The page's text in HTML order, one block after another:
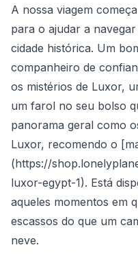
A nossa viagem
para o ajudar a
cidade histórica. Um
companheiro de
os mistérios de Luxor,
um farol no seu bolso
panorama geral como
Luxor, recomendo o
(https://
luxor-egypt-1). Está
aqueles momentos em
escassos do que um
neve.